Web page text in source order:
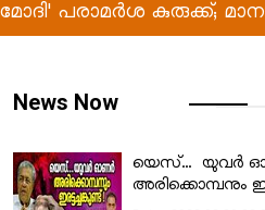
പരാമര്‍ശ കുരുക്ക്;
News Now
യെസ്... യുവർ
അരിക്കൊമ്പനും